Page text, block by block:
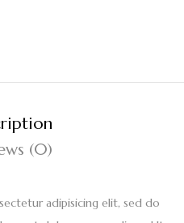
(0)
adipisicing elit, sed do